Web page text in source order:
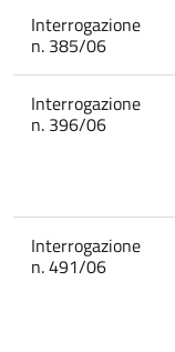
Interrogazione
n. 385/06
Interrogazione
n. 396/06
Interrogazione
n. 491/06